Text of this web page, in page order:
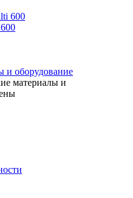
материалы и